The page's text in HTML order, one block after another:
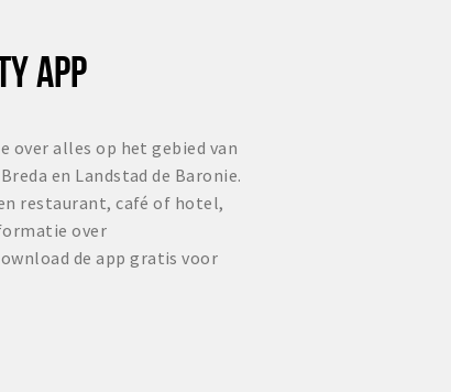
APP
over alles op het gebied van
en Landstad de Baronie.
restaurant, café of hotel,
over
de app gratis voor